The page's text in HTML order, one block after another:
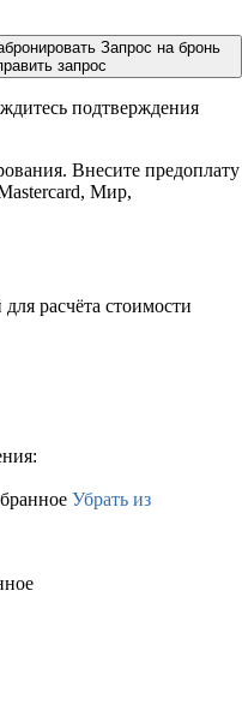
Запрос на бронь
запрос
подтверждения
Внесите предоплату
Мир,
расчёта стоимости
Убрать из